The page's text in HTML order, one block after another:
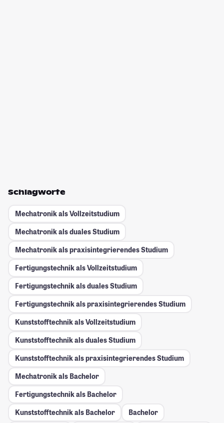
Schlagworte
Mechatronik als Vollzeitstudium
Mechatronik als duales Studium
Mechatronik als praxisintegrierendes Studium
Fertigungstechnik als Vollzeitstudium
Fertigungstechnik als duales Studium
Fertigungstechnik als praxisintegrierendes Studium
Kunststofftechnik als Vollzeitstudium
Kunststofftechnik als duales Studium
Kunststofftechnik als praxisintegrierendes Studium
Mechatronik als Bachelor
Fertigungstechnik als Bachelor
Kunststofftechnik als Bachelor
Bachelor